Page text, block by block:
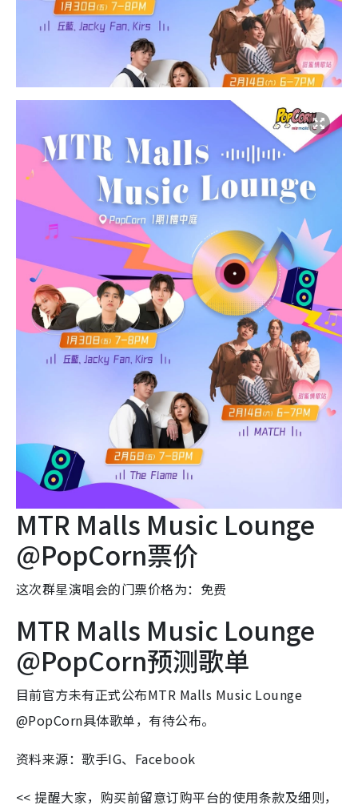
MTR Malls Music Lounge
@PopCorn票价
这次群星演唱会的门票价格为：免费
MTR Malls Music Lounge
@PopCorn预测歌单
目前官方未有正式公布MTR Malls Music Lounge
@PopCorn具体歌单，有待公布。
资料来源：歌手IG、Facebook
<< 提醒大家，购买前留意订购平台的使用条款及细则，